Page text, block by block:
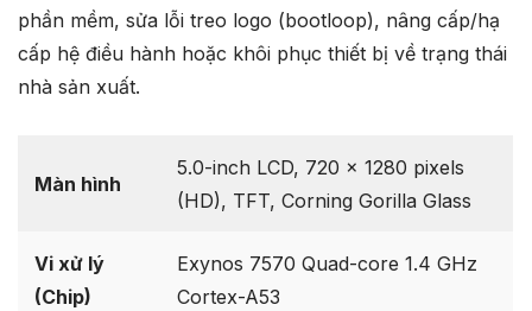
phần mềm, sửa lỗi treo logo (bootloop), nâng cấp/hạ
cấp hệ điều hành hoặc khôi phục thiết bị về trạng thái
nhà sản xuất.
Màn hình
5.0-inch LCD, 720 x 1280 pixels
(HD), TFT, Corning Gorilla Glass
Vi xử lý
(Chip)
Exynos 7570 Quad-core 1.4 GHz
Cortex-A53